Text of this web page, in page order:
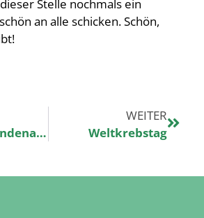
Stelle nochmals ein
an alle schicken. Schön,
Silvesterspendenaktion
WEITER
Weltkrebstag